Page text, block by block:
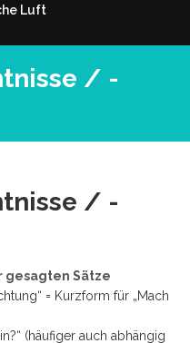
/ -
/ -
gesagten Sätze
= Kurzform für „Mach
(häufiger auch abhängig